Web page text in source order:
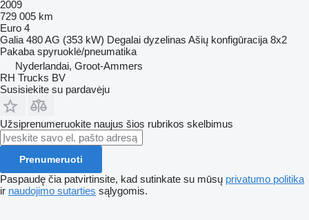
2009
729 005 km
Euro 4
Galia 480 AG (353 kW) Degalai dyzelinas Ašių konfigūracija 8x2
Pakaba spyruoklė/pneumatika
Nyderlandai, Groot-Ammers
RH Trucks BV
Susisiekite su pardavėju
Užsiprenumeruokite naujus šios rubrikos skelbimus
Prenumeruoti
Paspaudę čia patvirtinsite, kad sutinkate su mūsų privatumo politika
ir naudojimo sutarties sąlygomis.